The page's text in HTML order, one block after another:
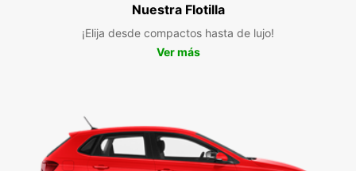
Nuestra Flotilla
¡Elija desde compactos hasta de lujo!
Ver más